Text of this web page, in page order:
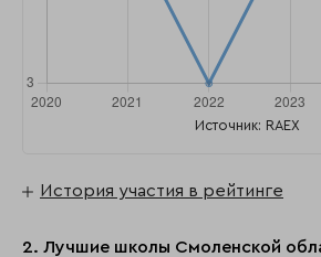
Источник: RAEX
История участия в рейтинге
2. Лучшие школы Смоленской